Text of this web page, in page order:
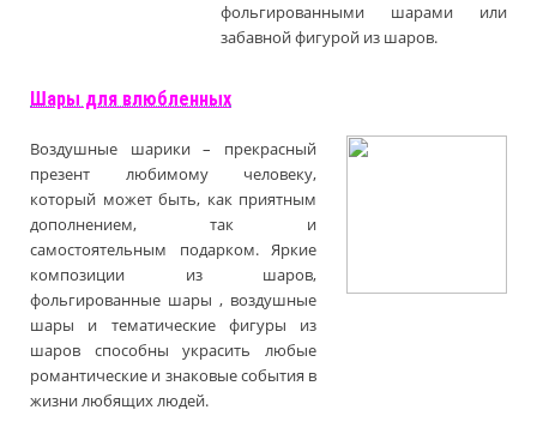
фольгированными шарами или
забавной фигурой из шаров.
Шары для влюбленных
Воздушные шарики – прекрасный
презент любимому человеку,
который может быть, как приятным
дополнением, так и
самостоятельным подарком. Яркие
композиции из шаров,
фольгированные шары , воздушные
шары и тематические фигуры из
шаров способны украсить любые
романтические и знаковые события в
жизни любящих людей.